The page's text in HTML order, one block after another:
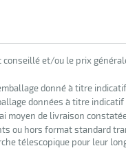
conseillé et/ou le prix
donné à titre
données à titre
moyen de livraison
ou hors format standard
télescopique pour leur